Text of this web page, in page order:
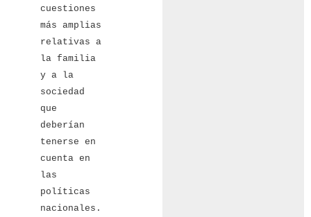
cuestiones
más amplias
relativas a
la familia
y a la
sociedad
que
deberían
tenerse en
cuenta en
las
políticas
nacionales.